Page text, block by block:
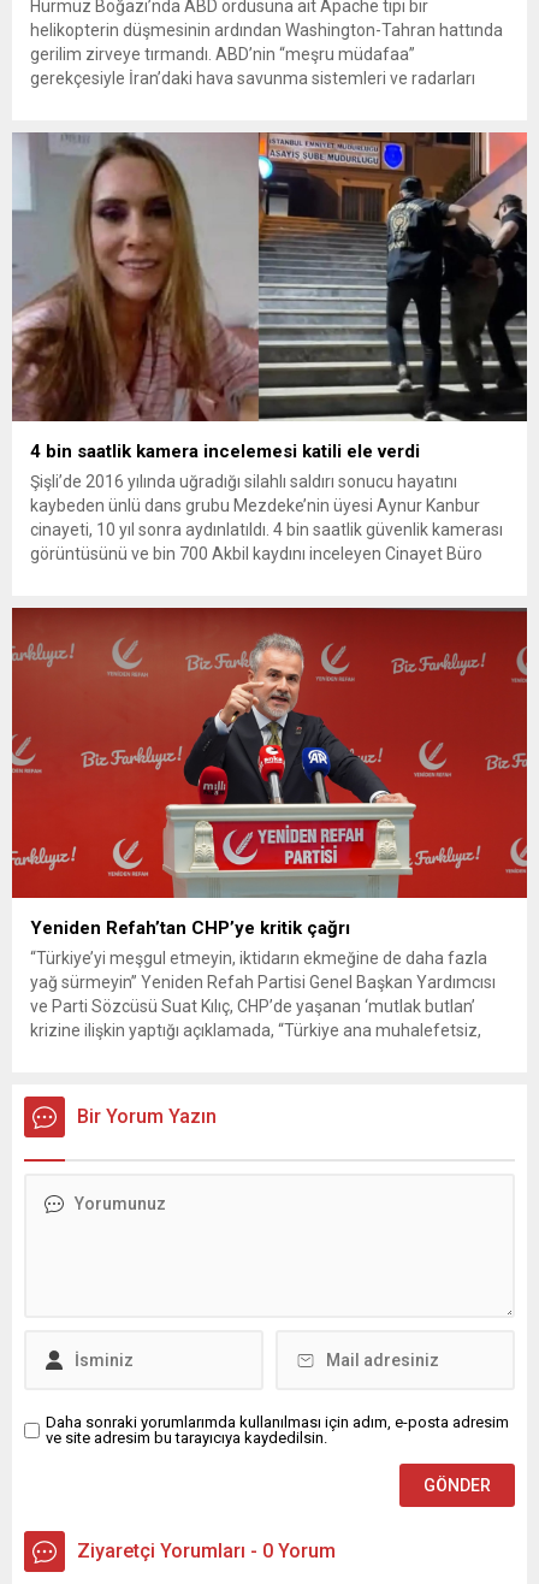
Hürmüz Boğazı’nda ABD ordusuna ait Apache tipi bir
helikopterin düşmesinin ardından Washington-Tahran hattında
gerilim zirveye tırmandı. ABD’nin “meşru müdafaa”
gerekçesiyle İran’daki hava savunma sistemleri ve radarları
yeni bir ABD saldırısına anında yanıt verileceğini duyurdu....
4 bin saatlik kamera incelemesi katili ele verdi
Şişli’de 2016 yılında uğradığı silahlı saldırı sonucu hayatını
kaybeden ünlü dans grubu Mezdeke’nin üyesi Aynur Kanbur
cinayeti, 10 yıl sonra aydınlatıldı. 4 bin saatlik güvenlik kamerası
görüntüsünü ve bin 700 Akbil kaydını inceleyen Cinayet Büro
Yeniden Refah’tan CHP’ye kritik çağrı
“Türkiye’yi meşgul etmeyin, iktidarın ekmeğine de daha fazla
yağ sürmeyin” Yeniden Refah Partisi Genel Başkan Yardımcısı
ve Parti Sözcüsü Suat Kılıç, CHP’de yaşanan ‘mutlak butlan’
krizine ilişkin yaptığı açıklamada, “Türkiye ana muhalefetsiz,
olun. Türkiye’yi...
Bir Yorum Yazın
Daha sonraki yorumlarımda kullanılması için adım, e-posta adresim
ve site adresim bu tarayıcıya kaydedilsin.
Ziyaretçi Yorumları - 0 Yorum